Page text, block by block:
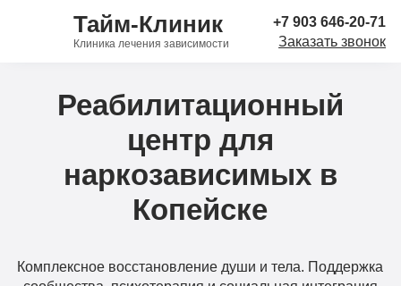
Тайм-Клиник
Клиника лечения зависимости
+7 903 646-20-71
Заказать звонок
Реабилитационный
центр для
наркозависимых в
Копейске
Комплексное восстановление души и тела. Поддержка